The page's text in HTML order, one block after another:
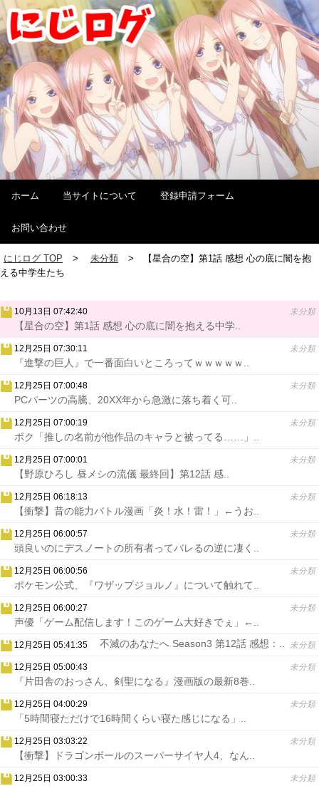
ホーム 当サイトについて 登録申請フォーム
お問い合わせ
にじログ TOP 未分類
【星合の空】第1話 感想 心の底に闇を抱
える中学生たち
10月13日 07:42:40 未分類
【星合の空】第1話 感想 心の底に闇を抱える中学..
12月25日 07:30:11 未分類
『進撃の巨人』で一番面白いところってｗｗｗｗｗ..
12月25日 07:00:48 未分類
PCパーツの高騰、20XX年から急激に落ち着く可..
12月25日 07:00:19 未分類
ボク「推しの名前が他作品のキャラと被ってる……」..
12月25日 07:00:01 未分類
【野原ひろし 昼メシの流儀 最終回】第12話 感..
12月25日 06:18:13 未分類
【衝撃】昔の能力バトル漫画「炎！水！雷！」←うお..
12月25日 06:00:57 未分類
頭良いのにデスノートの所有者ってバレるの逆に凄く..
12月25日 06:00:56 未分類
ポケモン公式、『ワザップジョルノ』について触れて..
12月25日 06:00:27 未分類
声優「ゲーム配信します！このゲーム大好きでぇ」←..
12月25日 05:41:35 未分類
不滅のあなたへ Season3 第12話 感想：..
12月25日 05:00:43 未分類
『片田舎のおっさん、剣聖になる』漫画版の最新8巻..
12月25日 04:00:29 未分類
「5時間寝ただけで16時間くらい寝た感じになる」..
12月25日 03:03:22 未分類
【衝撃】ドラゴンボールのスーパーサイヤ人4、なん..
12月25日 03:00:33 未分類